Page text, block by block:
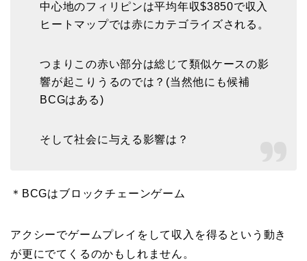
中心地のフィリピンは平均年収$3850で収入
ヒートマップでは赤にカテゴライズされる。
つまりこの赤い部分は総じて類似ケースの影
響が起こりうるのでは？(当然他にも候補
BCGはある)
そして社会に与える影響は？
＊BCGはブロックチェーンゲーム
アクシーでゲームプレイをして収入を得るという動き
が更にでてくるのかもしれません。